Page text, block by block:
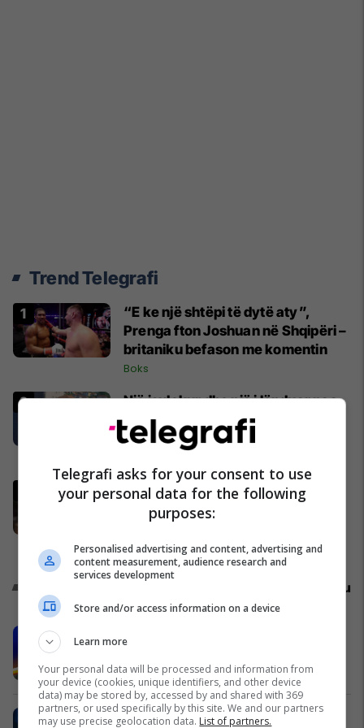
Trend Telegrafi
“E ke një shtëpi të dytë aty”,
Prenga fton Joshuan në Shqipëri –
britaniku befason me komentin
Boks
Një i vdekur dhe një i lënduar pas
rrëzimit të vinçit në një punishte
në Prishtinë
Shahin Bushi refuzon të flasë për
pretendimet, banorët e Krushës
nuk i besojnë Esat Shalës
Kosovë
Reklamo këtu
Sunny Hill Festival
Profesionet me rritjen më të shpejtë
Telegrafi asks for your consent to use
your personal data for the following
purposes:
Personalised advertising and content, advertising and
content measurement, audience research and
services development
Store and/or access information on a device
Learn more
Your personal data will be processed and information from
your device (cookies, unique identifiers, and other device
data) may be stored by, accessed by and shared with 369
partners, or used specifically by this site. We and our partners
may use precise geolocation data. List of partners.